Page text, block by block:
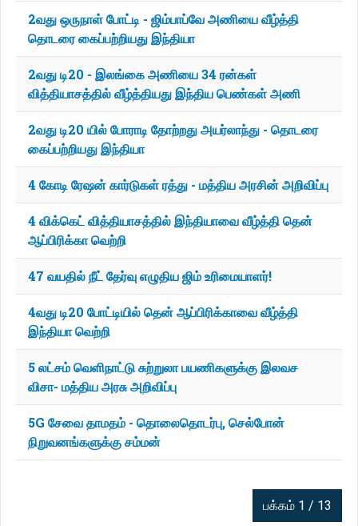
2வது ஒருநாள் போட்டி - ஜிம்பாப்வே அணியை வீழ்த்தி
தொடரை கைப்பற்றியது இந்தியா
2வது டி20 - இலங்கை அணியை 34 ரன்கள்
வித்தியாசத்தில் வீழ்த்தியது இந்திய பெண்கள் அணி
2வது டி20 யில் போராடி தோற்றது அயர்லாந்து - தொடரை
கைப்பற்றியது இந்தியா
4 கோடி ரேஷன் கார்டுகள் ரத்து - மத்திய அரசின் அறிவிப்பு
4 விக்கெட் வித்தியாசத்தில் இந்தியாவை வீழ்த்தி தென்
ஆப்பிரிக்கா வெற்றி
47 வயதில் நீட் தேர்வு எழுதிய ஜிம் உரிமையாளர்!
4வது டி20 போட்டியில் தென் ஆப்பிரிக்காவை வீழ்த்தி
இந்தியா வெற்றி
5 லட்சம் வெளிநாட்டு சுற்றுலா பயணிகளுக்கு இலவச
விசா- மத்திய அரசு அறிவிப்பு
5G சேவை தாமதம் - தொலைதொடர்பு, செல்போன்
நிறுவனங்களுக்கு சம்மன்
பக்கம் 1 / 13